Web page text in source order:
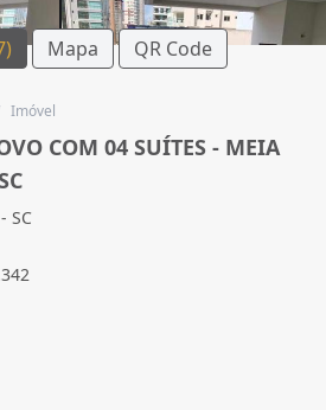
Mapa QR Code
Imóvel
COM 04 SUÍTES - MEIA
SC